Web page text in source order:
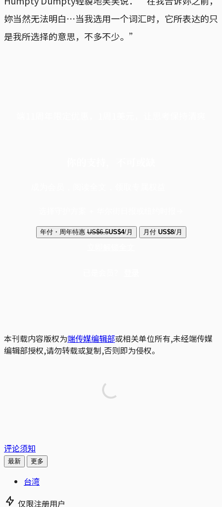
妳当然无法明白⋯当我选用一个词汇时，它所表达的只
是我所选择的意思，不多不少。”
年付・周年特惠 US$6.5US$4/月 月付 US$8/月
本刊载内容版权为端传媒编辑部或相关单位所有,未经端传媒
编辑部授权,请勿转载或复制,否则即为侵权。
评论须知
最新 更多
台湾
仅限注册用户